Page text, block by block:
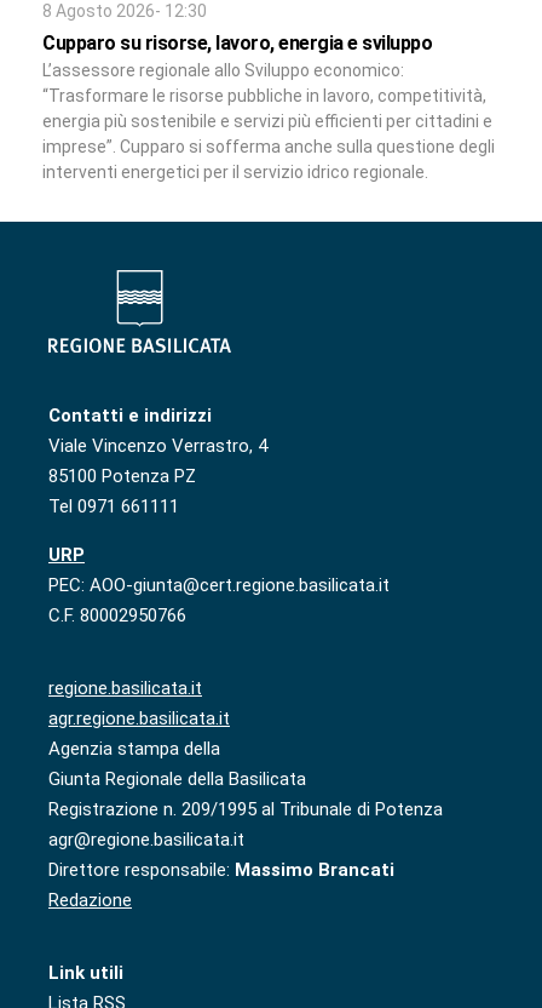
8 Agosto 2026- 12:30
Cupparo su risorse, lavoro, energia e sviluppo
L’assessore regionale allo Sviluppo economico:
“Trasformare le risorse pubbliche in lavoro, competitività,
energia più sostenibile e servizi più efficienti per cittadini e
imprese”. Cupparo si sofferma anche sulla questione degli
interventi energetici per il servizio idrico regionale.
Contatti e indirizzi
Viale Vincenzo Verrastro, 4
85100 Potenza PZ
Tel 0971 661111
URP
PEC: AOO-giunta@cert.regione.basilicata.it
C.F. 80002950766
regione.basilicata.it
agr.regione.basilicata.it
Agenzia stampa della
Giunta Regionale della Basilicata
Registrazione n. 209/1995 al Tribunale di Potenza
agr@regione.basilicata.it
Direttore responsabile: Massimo Brancati
Redazione
Link utili
Lista RSS